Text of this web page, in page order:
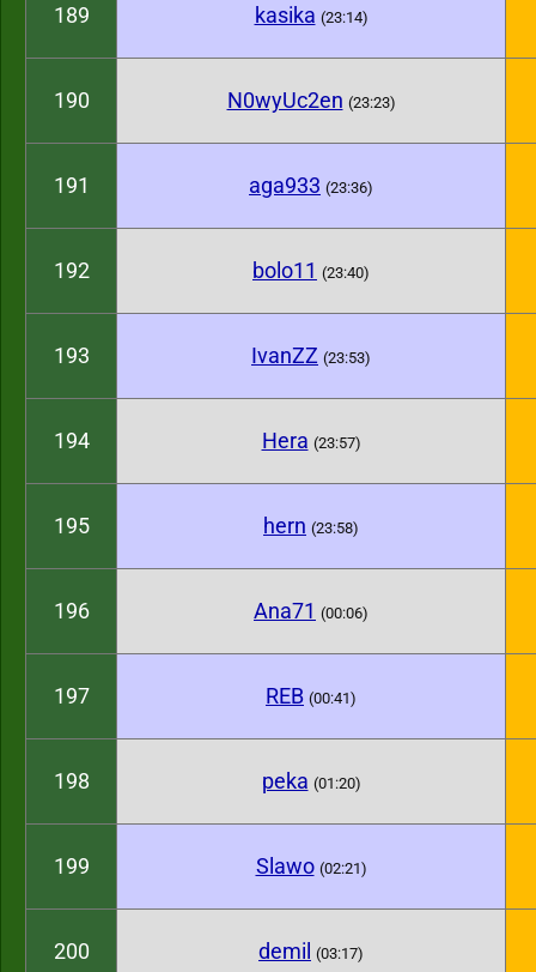
189 kasika (23:14)
190 N0wyUc2en (23:23)
191 aga933 (23:36)
192 bolo11 (23:40)
193 IvanZZ (23:53)
194 Hera (23:57)
195 hern (23:58)
196 Ana71 (00:06)
197 REB (00:41)
198 peka (01:20)
199 Slawo (02:21)
200 demil (03:17)